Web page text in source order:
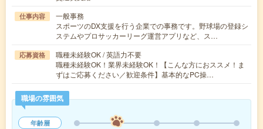
仕事内容
一般事務
スポーツのDX支援を行う企業での事務です。野球場の登録シ
ステムやプロサッカーリーグ運営アプリなど、ス…
応募資格
職種未経験OK / 英語力不要
職種未経験OK！業界未経験OK！【こんな方におススメ！ま
ずはご応募ください／歓迎条件】基本的なPC操…
職場の雰囲気
年齢層